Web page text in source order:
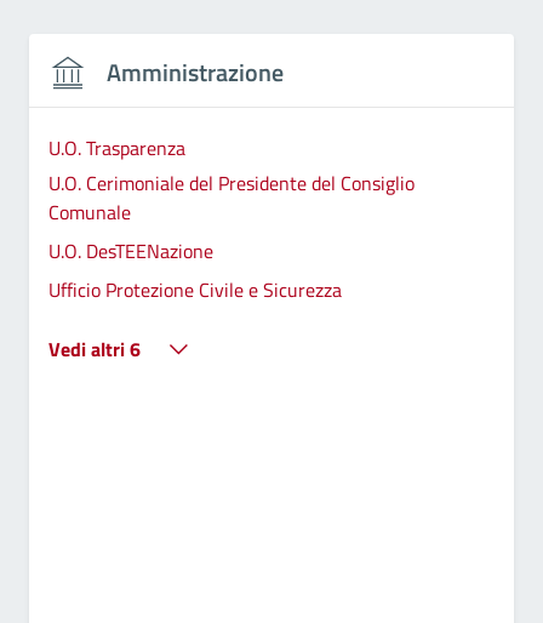
Amministrazione
U.O. Trasparenza
U.O. Cerimoniale del Presidente del Consiglio
Comunale
U.O. DesTEENazione
Ufficio Protezione Civile e Sicurezza
Vedi altri 6